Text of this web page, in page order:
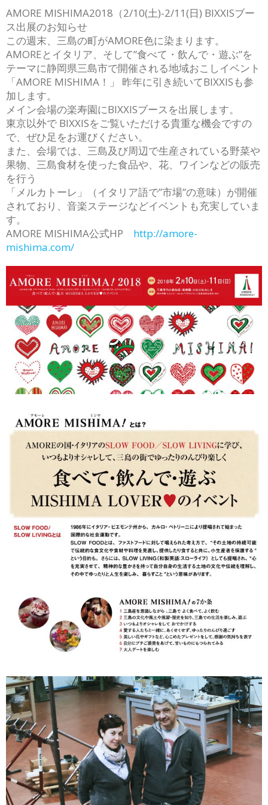
AMORE MISHIMA2018（2/10(土)-2/11(日) BIXXISブー
ス出展のお知らせ
この週末、三島の町がAMORE色に染まります。
AMOREとイタリア、そして”食べて・飲んで・遊ぶ”を
テーマに静岡県三島市で開催される地域おこしイベント
「AMORE MISHIMA！」 昨年に引き続いてBIXXISも参
加します。
メイン会場の楽寿園にBIXXISブースを出展します。
東京以外で BIXXISをご覧いただける貴重な機会ですの
で、ぜひ足をお運びください。
また、会場では、三島及び周辺で生産されている野菜や
果物、三島食材を使った食品や、花、ワインなどの販売
を行う
「メルカトーレ」（イタリア語で”市場”の意味）が開催
されており、音楽ステージなどイベントも充実していま
す。
AMORE MISHIMA公式HP http://amore-
mishima.com/